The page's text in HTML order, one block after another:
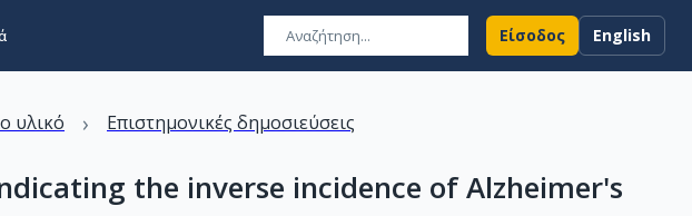
Είσοδος English
υλικό › Επιστημονικές δημοσιεύσεις
the inverse incidence of Alzheimer's